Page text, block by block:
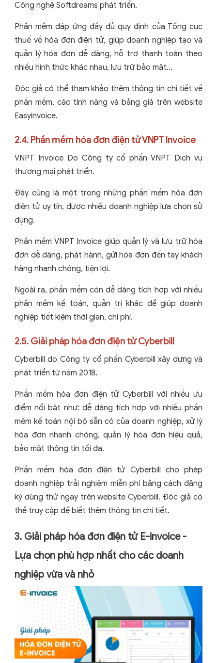
Công nghệ Softdreams phát triển.
Phần mềm đáp ứng đầy đủ quy định của Tổng cục
thuế về hóa đơn điện tử, giúp doanh nghiệp tạo và
quản lý hóa đơn dễ dàng, hỗ trợ thanh toán theo
nhiều hình thức khác nhau, lưu trữ bảo mật…
Độc giả có thể tham khảo thêm thông tin chi tiết về
phần mềm, các tính năng và bảng giá trên website
Easyinvoice.
2.4. Phần mềm hóa đơn điện tử VNPT Invoice
VNPT Invoice Do Công ty cổ phần VNPT Dịch vụ
thương mại phát triển.
Đây cũng là một trong những phần mềm hóa đơn
điện tử uy tín, được nhiều doanh nghiệp lựa chọn sử
dụng.
Phần mềm VNPT Invoice giúp quản lý và lưu trữ hóa
đơn dễ dàng, phát hành, gửi hóa đơn đến tay khách
hàng nhanh chóng, tiện lợi.
Ngoài ra, phần mềm còn dễ dàng tích hợp với nhiều
phần mềm kế toán, quản trị khác để giúp doanh
nghiệp tiết kiệm thời gian, chi phí.
2.5. Giải pháp hóa đơn điện tử Cyberbill
Cyberbill do Công ty cổ phần Cyberbill xây dựng và
phát triển từ năm 2018.
Phần mềm hóa đơn điện tử Cyberbill với nhiều ưu
điểm nổi bật như: dễ dàng tích hợp với nhiều phần
mềm kế toán nội bộ sẵn có của doanh nghiệp, xử lý
hóa đơn nhanh chóng, quản lý hóa đơn hiệu quả,
bảo mật thông tin tối đa.
Phần mềm hóa đơn điện tử Cyberbill cho phép
doanh nghiệp trải nghiệm miễn phí bằng cách đăng
ký dùng thử ngay trên website Cyberbill. Độc giả có
thể truy cập để biết thêm thông tin chi tiết.
3. Giải pháp hóa đơn điện tử E-invoice -
Lựa chọn phù hợp nhất cho các doanh
nghiệp vừa và nhỏ